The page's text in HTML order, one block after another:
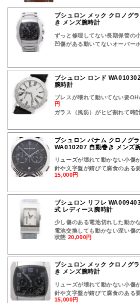
ブシュロン メック クロノグ
き メンズ腕時計
ずっと修理してない長期保管の
凹傷がある動いてないオーバー
ブシュロン ロンド
腕時計
ブレスが壊れて動いてない要
円
ガラス（風防）がヒビ割れて時
ブシュロン パナム クロノグ
WA010207 自動巻き メン
リューズが壊れて動かない小傷
針や文字盤が錆びて腐食のある
15,000円
ブシュロン リフレ
式 レディース腕時計
少し傷のある電池切れした動か
電池交換しても動かない深い傷
状態 20,000円
ブシュロン メック クロノグ
き メンズ腕時計
リューズが壊れて動かない小傷
針や文字盤が錆びて腐食のある
15,000円